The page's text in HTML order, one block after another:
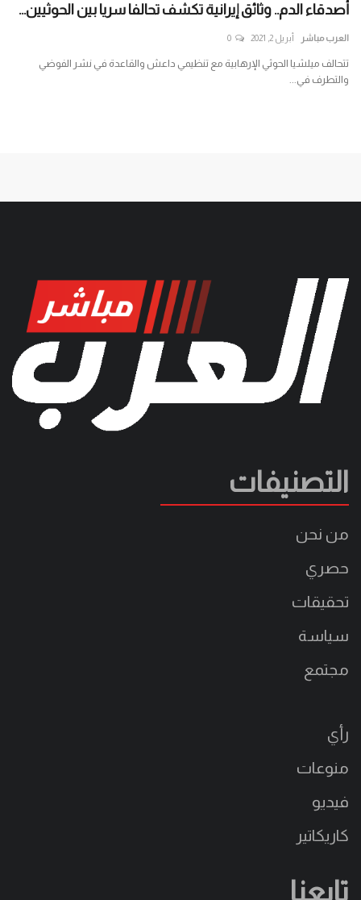
أصدقاء الدم.. وثائق إيرانية تكشف تحالفا سريا بين الحوثيين...
العرب مباشر أبريل 2, 2021 0
تتحالف ميلشيا الحوثي الإرهابية مع تنظيمي داعش والقاعدة في نشر الفوضي
والتطرف في...
التصنيفات
من نحن
حصري
تحقيقات
سياسة
مجتمع
رأي
منوعات
فيديو
كاريكاتير
تابعنا